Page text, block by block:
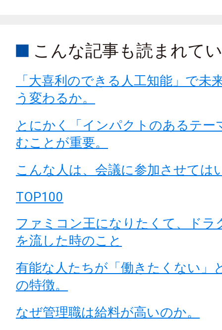
こんな記事も読まれて
「大喜利のできる人工知能」で未
う変わるか。
とにかく「インパクトのあるテー
むことが重要。
こんな人は、会議に参加させては
TOP100
ファミコン王になりたくて、ドラ
を流した時のこと
有能な人たちが「働きたくない」
の特徴。
なぜ管理職は給料が高いのか。